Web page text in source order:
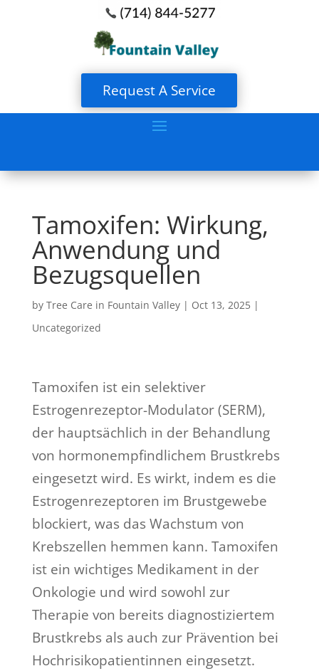
Request A Service
Tamoxifen: Wirkung,
Anwendung und
Bezugsquellen
by Tree Care in Fountain Valley| Oct 13, 2025|
Uncategorized
Tamoxifen ist ein selektiver
Estrogenrezeptor-Modulator (SERM),
der hauptsächlich in der Behandlung
von hormonempfindlichem Brustkrebs
eingesetzt wird. Es wirkt, indem es die
Estrogenrezeptoren im Brustgewebe
blockiert, was das Wachstum von
Krebszellen hemmen kann. Tamoxifen
ist ein wichtiges Medikament in der
Onkologie und wird sowohl zur
Therapie von bereits diagnostiziertem
Brustkrebs als auch zur Prävention bei
Hochrisikopatientinnen eingesetzt.